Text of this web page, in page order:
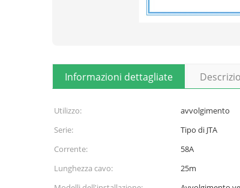
Informazioni dettagliate
Utilizzo: avvolgimento
Serie:
Tipo di JTA
Corrente:
58A
Lunghezza cavo:
25m